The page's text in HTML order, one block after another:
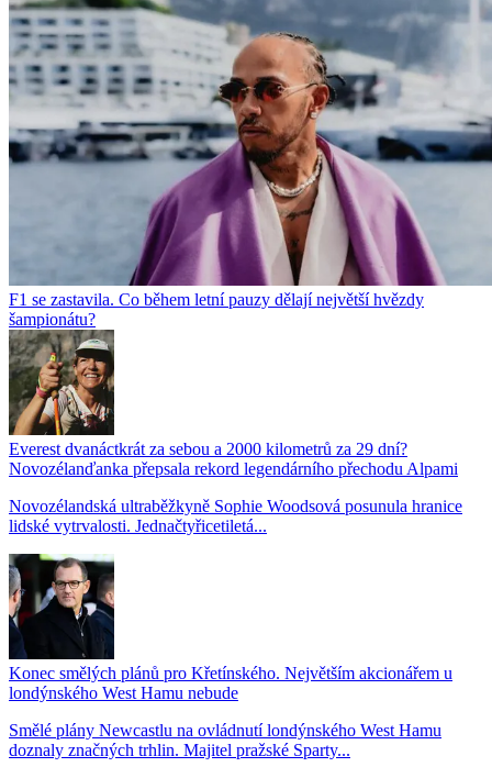
F1 se zastavila. Co během letní pauzy dělají největší hvězdy
šampionátu?
Everest dvanáctkrát za sebou a 2000 kilometrů za 29 dní?
Novozélanďanka přepsala rekord legendárního přechodu Alpami
Novozélandská ultraběžkyně Sophie Woodsová posunula hranice
lidské vytrvalosti. Jednačtyřicetiletá...
Konec smělých plánů pro Křetínského. Největším akcionářem u
londýnského West Hamu nebude
Smělé plány Newcastlu na ovládnutí londýnského West Hamu
doznaly značných trhlin. Majitel pražské Sparty...